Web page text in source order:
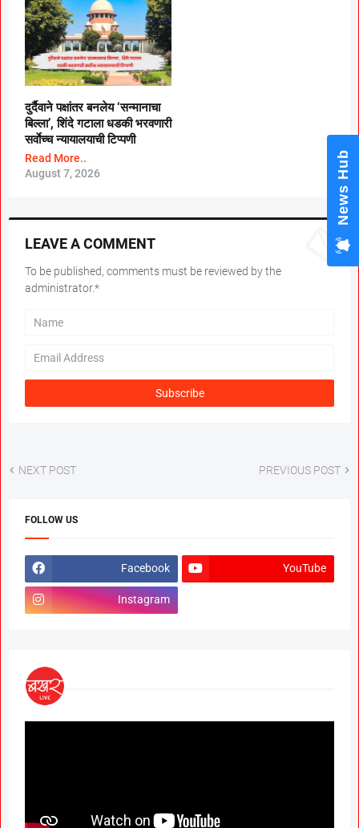
दुर्दैवाने पक्षांतर बनलेय ‘सन्मानाचा
बिल्ला’, शिंदे गटाला धडकी भरवणारी
सर्वाेच्च न्यायालयाची टिप्पणी
Read More..
August 7, 2026
LEAVE A COMMENT
To be published, comments must be reviewed by the
administrator.*
NEXT POST PREVIOUS POST
FOLLOW US
Facebook YouTube
Instagram
News Hub